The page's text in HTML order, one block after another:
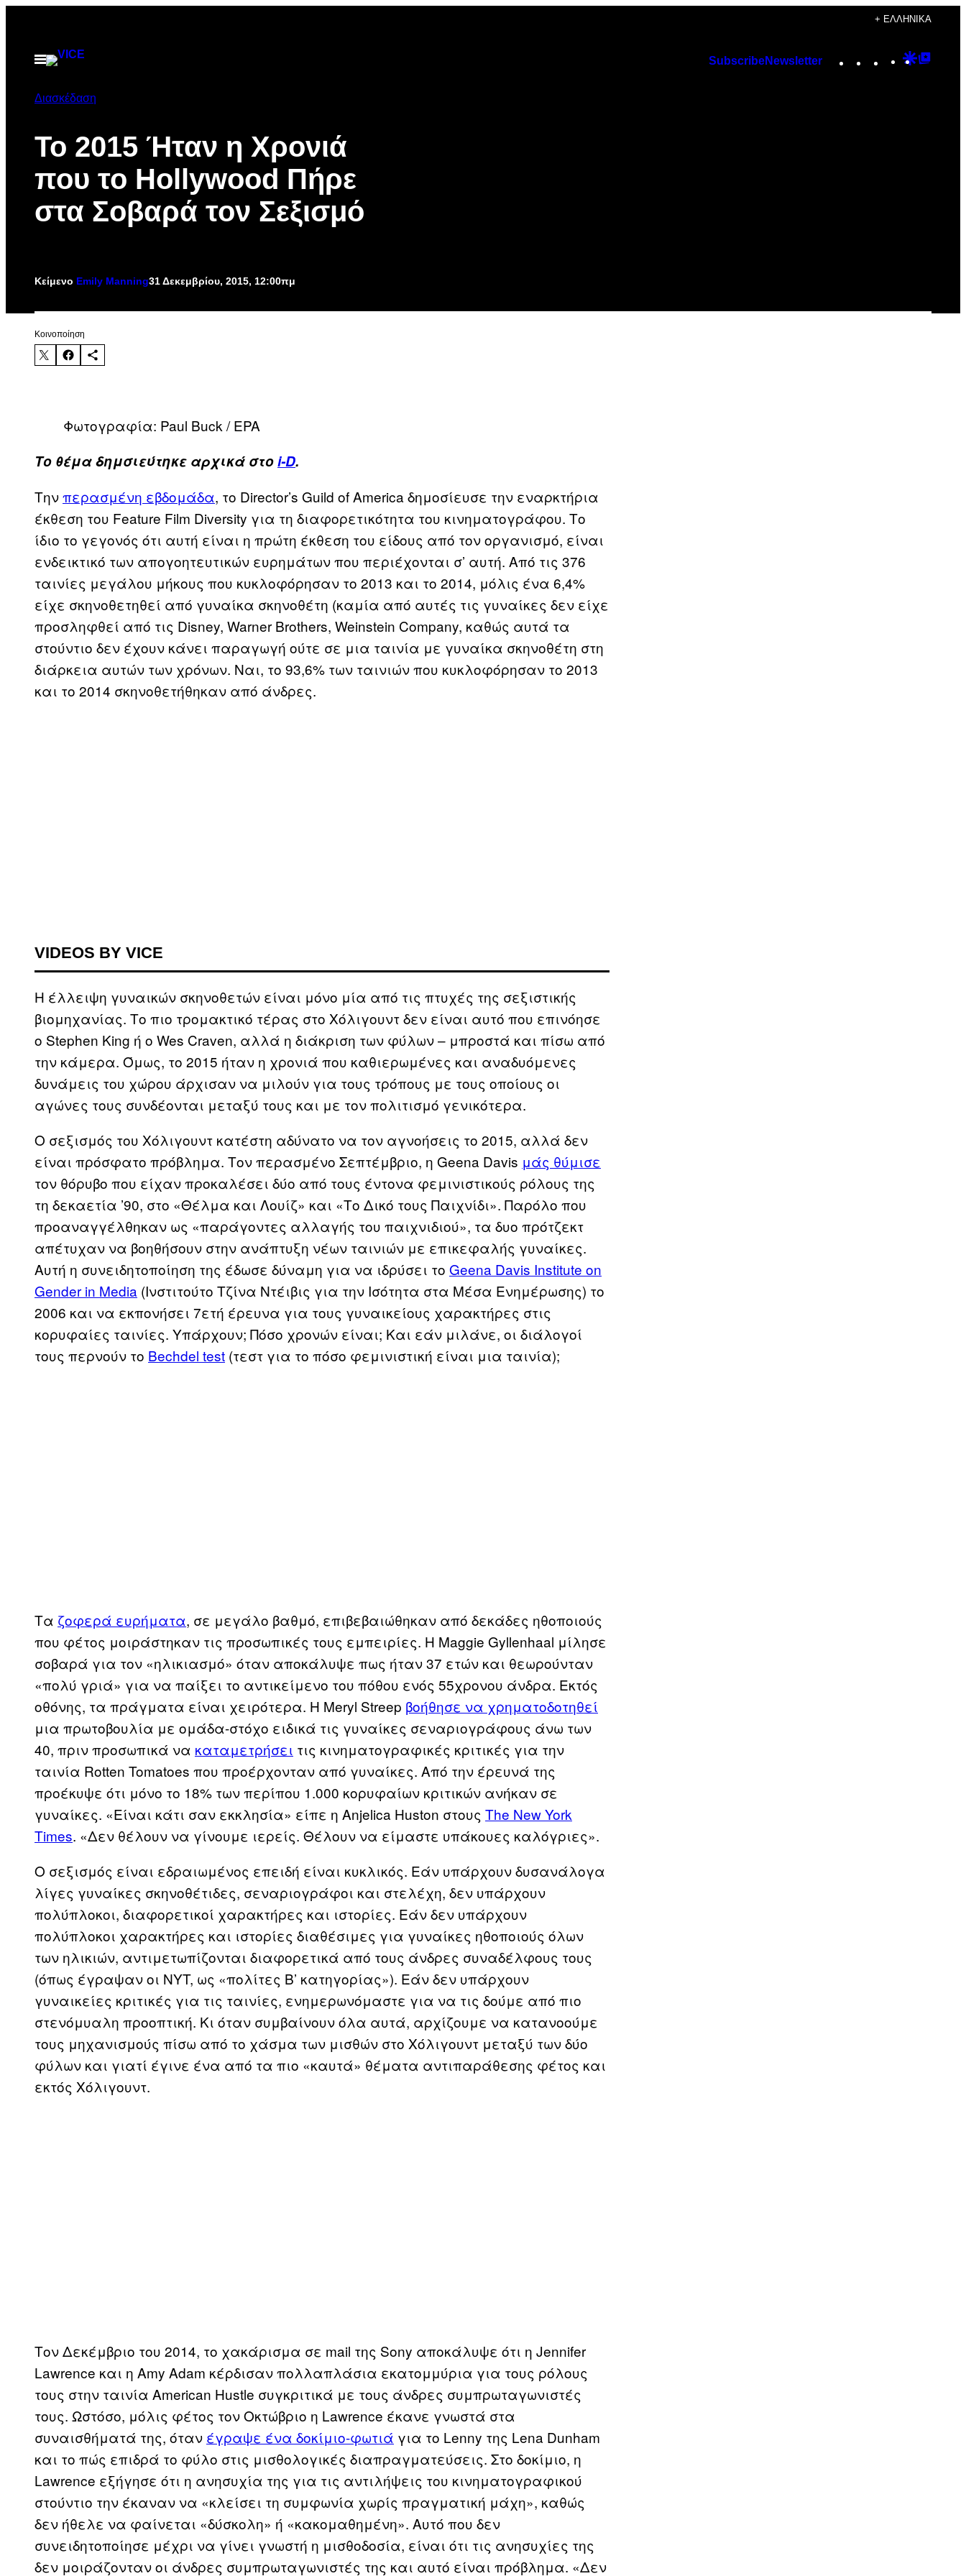
περιεχόμενο
+ ΕΛΛΗΝΙΚΆ
Ανοίξτε
SubscribeNewsletter Instagram
TikTok
YouTube
Google
Διασκέδαση
Το 2015 Ήταν η Χρονιά
που το Hollywood Πήρε
στα Σοβαρά τον Σεξισμό
Κείμενο Emily Manning31 Δεκεμβρίου, 2015, 12:00πμ
Kοινοποίηση
Φωτογραφία: Paul Buck / EPA
Το θέμα δημσιεύτηκε αρχικά στοi-D.
Τηνπερασμένη εβδομάδα, το Director’s Guild of America δημοσίευσε την εναρκτήρια
έκθεση του Feature Film Diversity για τη διαφορετικότητα του κινηματογράφου. Το
ίδιο το γεγονός ότι αυτή είναι η πρώτη έκθεση του είδους από τον οργανισμό, είναι
ενδεικτικό των απογοητευτικών ευρημάτων που περιέχονται σ’ αυτή. Από τις 376
ταινίες μεγάλου μήκους που κυκλοφόρησαν το 2013 και το 2014, μόλις ένα 6,4%
είχε σκηνοθετηθεί από γυναίκα σκηνοθέτη (καμία από αυτές τις γυναίκες δεν είχε
προσληφθεί από τις Disney, Warner Brothers, Weinstein Company, καθώς αυτά τα
στούντιο δεν έχουν κάνει παραγωγή ούτε σε μια ταινία με γυναίκα σκηνοθέτη στη
διάρκεια αυτών των χρόνων. Ναι, το 93,6% των ταινιών που κυκλοφόρησαν το 2013
και το 2014 σκηνοθετήθηκαν από άνδρες.
VIDEOS BY VICE
Η έλλειψη γυναικών σκηνοθετών είναι μόνο μία από τις πτυχές της σεξιστικής
βιομηχανίας. Το πιο τρομακτικό τέρας στο Χόλιγουντ δεν είναι αυτό που επινόησε
ο Stephen King ή ο Wes Craven, αλλά η διάκριση των φύλων – μπροστά και πίσω από
την κάμερα. Όμως, το 2015 ήταν η χρονιά που καθιερωμένες και αναδυόμενες
δυνάμεις του χώρου άρχισαν να μιλούν για τους τρόπους με τους οποίους οι
αγώνες τους συνδέονται μεταξύ τους και με τον πολιτισμό γενικότερα.
Ο σεξισμός του Χόλιγουντ κατέστη αδύνατο να τον αγνοήσεις το 2015, αλλά δεν
είναι πρόσφατο πρόβλημα. Τον περασμένο Σεπτέμβριο, η Geena Davis μάς θύμισε
τον θόρυβο που είχαν προκαλέσει δύο από τους έντονα φεμινιστικούς ρόλους της
τη δεκαετία ’90, στο «Θέλμα και Λουίζ» και «Το Δικό τους Παιχνίδι». Παρόλο που
προαναγγέλθηκαν ως «παράγοντες αλλαγής του παιχνιδιού», τα δυο πρότζεκτ
απέτυχαν να βοηθήσουν στην ανάπτυξη νέων ταινιών με επικεφαλής γυναίκες.
Αυτή η συνειδητοποίηση της έδωσε δύναμη για να ιδρύσει το Geena Davis Institute on
Gender in Media (Ινστιτούτο Τζίνα Ντέιβις για την Ισότητα στα Μέσα Ενημέρωσης) το
2006 και να εκπονήσει 7ετή έρευνα για τους γυναικείους χαρακτήρες στις
κορυφαίες ταινίες. Υπάρχουν; Πόσο χρονών είναι; Και εάν μιλάνε, οι διάλογοί
τους περνούν το Bechdel test (τεστ για το πόσο φεμινιστική είναι μια ταινία);
Τα ζοφερά ευρήματα, σε μεγάλο βαθμό, επιβεβαιώθηκαν από δεκάδες ηθοποιούς
που φέτος μοιράστηκαν τις προσωπικές τους εμπειρίες. Η Maggie Gyllenhaal μίλησε
σοβαρά για τον «ηλικιασμό» όταν αποκάλυψε πως ήταν 37 ετών και θεωρούνταν
«πολύ γριά» για να παίξει το αντικείμενο του πόθου ενός 55χρονου άνδρα. Εκτός
οθόνης, τα πράγματα είναι χειρότερα. Η Meryl Streep βοήθησε να χρηματοδοτηθεί
μια πρωτοβουλία με ομάδα-στόχο ειδικά τις γυναίκες σεναριογράφους άνω των
40, πριν προσωπικά να καταμετρήσει τις κινηματογραφικές κριτικές για την
ταινία Rotten Tomatoes που προέρχονταν από γυναίκες. Από την έρευνά της
προέκυψε ότι μόνο το 18% των περίπου 1.000 κορυφαίων κριτικών ανήκαν σε
γυναίκες. «Είναι κάτι σαν εκκλησία» είπε η Anjelica Huston στους The New York
Times. «Δεν θέλουν να γίνουμε ιερείς. Θέλουν να είμαστε υπάκουες καλόγριες».
Ο σεξισμός είναι εδραιωμένος επειδή είναι κυκλικός. Εάν υπάρχουν δυσανάλογα
λίγες γυναίκες σκηνοθέτιδες, σεναριογράφοι και στελέχη, δεν υπάρχουν
πολύπλοκοι, διαφορετικοί χαρακτήρες και ιστορίες. Εάν δεν υπάρχουν
πολύπλοκοι χαρακτήρες και ιστορίες διαθέσιμες για γυναίκες ηθοποιούς όλων
των ηλικιών, αντιμετωπίζονται διαφορετικά από τους άνδρες συναδέλφους τους
(όπως έγραψαν οι ΝYT, ως «πολίτες Β’ κατηγορίας»). Εάν δεν υπάρχουν
γυναικείες κριτικές για τις ταινίες, ενημερωνόμαστε για να τις δούμε από πιο
στενόμυαλη προοπτική. Κι όταν συμβαίνουν όλα αυτά, αρχίζουμε να κατανοούμε
τους μηχανισμούς πίσω από το χάσμα των μισθών στο Χόλιγουντ μεταξύ των δύο
φύλων και γιατί έγινε ένα από τα πιο «καυτά» θέματα αντιπαράθεσης φέτος και
εκτός Χόλιγουντ.
Τον Δεκέμβριο του 2014, το χακάρισμα σε mail της Sony αποκάλυψε ότι η Jennifer
Lawrence και η Amy Adam κέρδισαν πολλαπλάσια εκατομμύρια για τους ρόλους
τους στην ταινία American Hustle συγκριτικά με τους άνδρες συμπρωταγωνιστές
τους. Ωστόσο, μόλις φέτος τον Οκτώβριο η Lawrence έκανε γνωστά στα
συναισθήματά της, όταν έγραψε ένα δοκίμιο-φωτιά για το Lenny της Lena Dunham
και το πώς επιδρά το φύλο στις μισθολογικές διαπραγματεύσεις. Στο δοκίμιο, η
Lawrence εξήγησε ότι η ανησυχία της για τις αντιλήψεις του κινηματογραφικού
στούντιο την έκαναν να «κλείσει τη συμφωνία χωρίς πραγματική μάχη», καθώς
δεν ήθελε να φαίνεται «δύσκολη» ή «κακομαθημένη». Αυτό που δεν
συνειδητοποίησε μέχρι να γίνει γνωστή η μισθοδοσία, είναι ότι τις ανησυχίες της
δεν μοιράζονταν οι άνδρες συμπρωταγωνιστές της και αυτό είναι πρόβλημα. «Δεν